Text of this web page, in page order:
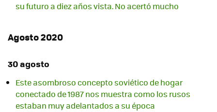
su futuro a diez años vista. No acertó mucho
Agosto 2020
30 agosto
Este asombroso concepto soviético de hogar
conectado de 1987 nos muestra como los rusos
estaban muy adelantados a su época